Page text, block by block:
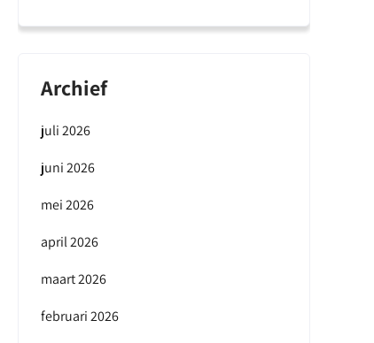
Archief
juli 2026
juni 2026
mei 2026
april 2026
maart 2026
februari 2026